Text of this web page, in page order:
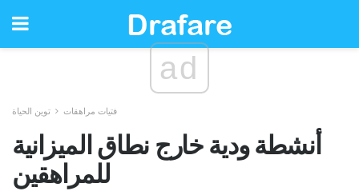
ad
فتيات مراهقات توين الحياة
أنشطة ودية خارج نطاق الميزانية
للمراهقين